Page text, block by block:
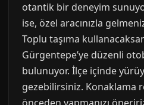
otantik bir deneyim
ise, özel aracınızla
Toplu taşıma
Gürgentepe’ye düzenli
bulunuyor. İlçe içinde
gezebilirsiniz. Konaklama